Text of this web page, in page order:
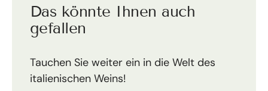
Das könnte Ihnen auch
gefallen
Tauchen Sie weiter ein in die Welt des
italienischen Weins!